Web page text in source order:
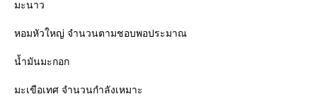
มะนาว
หอมหัวใหญ่ จำนวนตามชอบพอประมาณ
น้ำมันมะกอก
มะเขือเทศ จำนวนกำลังเหมาะ